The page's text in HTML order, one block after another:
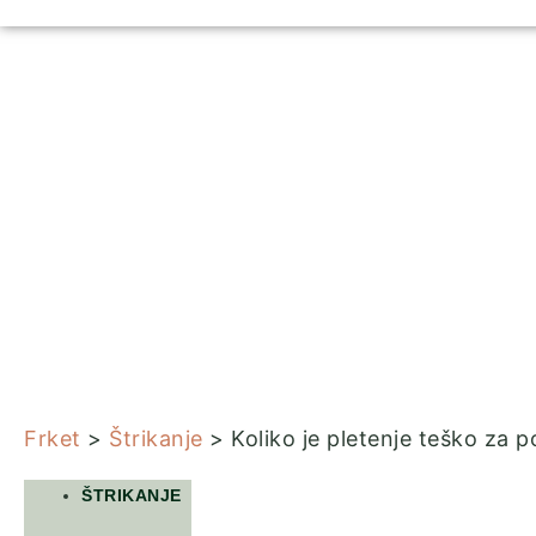
Frket > Štrikanje > Koliko je pletenje teško za
ŠTRIKANJE